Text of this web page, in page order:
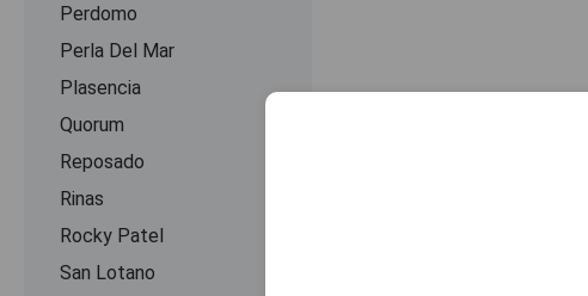
Perdomo
Perla Del Mar
Plasencia
Quorum
Reposado
Rinas
Rocky Patel
San Lotano